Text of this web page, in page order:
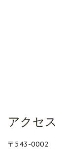
アクセス
〒543-0002